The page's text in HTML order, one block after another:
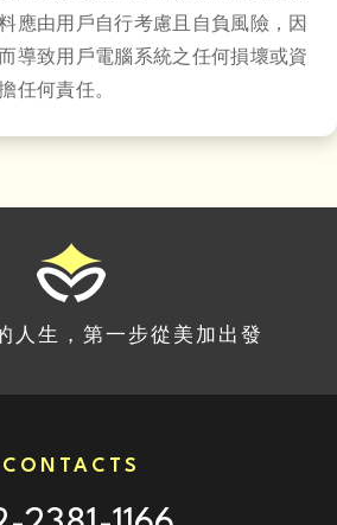
應由用戶自行考慮且自負風險，因
導致用戶電腦系統之任何損壞或資
任何責任。
人生，第一步從美加出發
CONTACTS